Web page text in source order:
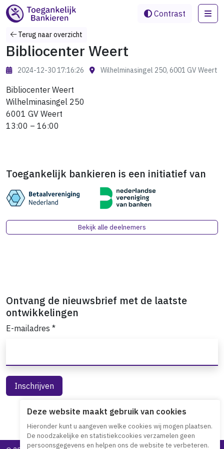
Contrast
Terug naar overzicht
Bibliocenter Weert
2024-12-30 17:16:26 Wilhelminasingel 250, 6001 GV Weert
Bibliocenter Weert
Wilhelminasingel 250
6001 GV Weert
13:00 – 16:00
Toegankelijk bankieren is een initiatief van
Bekijk alle deelnemers
Ontvang de nieuwsbrief met de laatste
ontwikkelingen
E-mailadres *
Deze website maakt gebruik van cookies
Hieronder kunt u aangeven welke cookies wij mogen plaatsen.
De noodzakelijke en statistiekcookies verzamelen geen
persoonsgegevens en helpen ons de website te verbeteren.